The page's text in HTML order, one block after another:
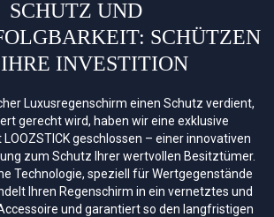
SCHUTZ UND
SCHÜTZEN
INVESTITION
Luxusregenschirm einen Schutz verdient,
gerecht wird, haben wir eine exklusive
geschlossen – einer innovativen
zum Schutz Ihrer wertvollen Besitztümer.
Technologie, speziell für Wertgegenstände
Ihren Regenschirm in ein vernetztes und
und garantiert so den langfristigen